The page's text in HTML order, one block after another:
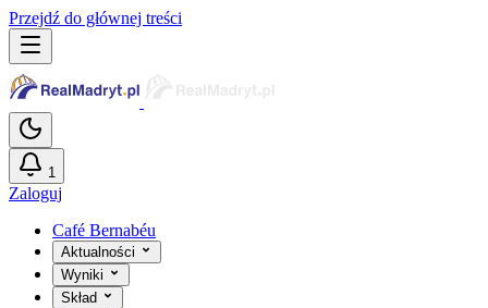
Przejdź do głównej treści
1
Zaloguj
Café Bernabéu
Aktualności
Wyniki
Skład